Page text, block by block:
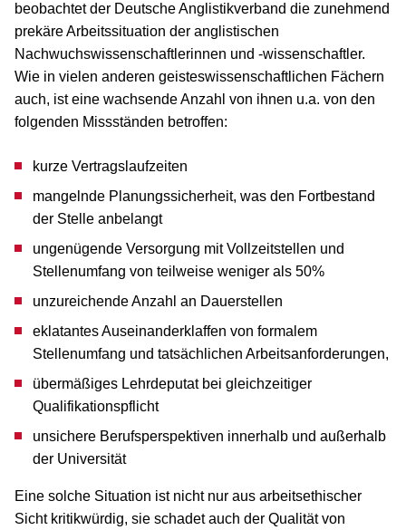
beobachtet der Deutsche Anglistikverband die zunehmend
prekäre Arbeitssituation der anglistischen
Nachwuchswissenschaftlerinnen und -wissenschaftler.
Wie in vielen anderen geisteswissenschaftlichen Fächern
auch, ist eine wachsende Anzahl von ihnen u.a. von den
folgenden Missständen betroffen:
kurze Vertragslaufzeiten
mangelnde Planungssicherheit, was den Fortbestand
der Stelle anbelangt
ungenügende Versorgung mit Vollzeitstellen und
Stellenumfang von teilweise weniger als 50%
unzureichende Anzahl an Dauerstellen
eklatantes Auseinanderklaffen von formalem
Stellenumfang und tatsächlichen Arbeitsanforderungen,
übermäßiges Lehrdeputat bei gleichzeitiger
Qualifikationspflicht
unsichere Berufsperspektiven innerhalb und außerhalb
der Universität
Eine solche Situation ist nicht nur aus arbeitsethischer
Sicht kritikwürdig, sie schadet auch der Qualität von